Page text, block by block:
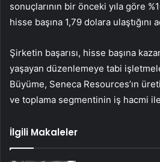
sonuçlarının bir önceki yıla göre
hisse başına 1,79 dolara ulaştığını
Şirketin başarısı, hisse başına
yaşayan düzenlemeye tabi
Büyüme, Seneca Resources’ın
ve toplama segmentinin iş hacmi
İlgili Makaleler